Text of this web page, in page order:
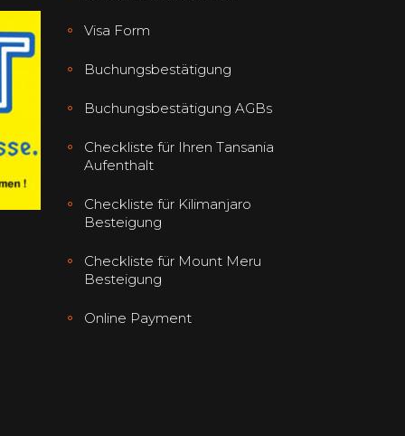
Visa Form
Buchungsbestätigung
Buchungsbestätigung AGBs
Checkliste für Ihren Tansania
Aufenthalt
Checkliste für Kilimanjaro
Besteigung
Checkliste für Mount Meru
Besteigung
Online Payment